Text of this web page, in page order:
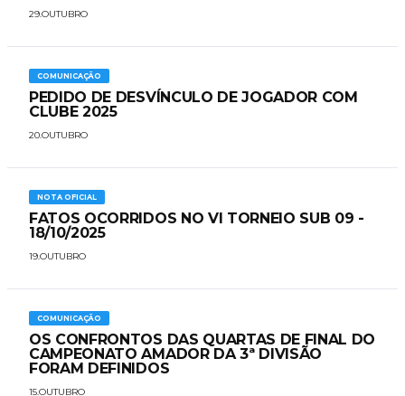
29.OUTUBRO
COMUNICAÇÃO
PEDIDO DE DESVÍNCULO DE JOGADOR COM
CLUBE 2025
20.OUTUBRO
NOTA OFICIAL
FATOS OCORRIDOS NO VI TORNEIO SUB 09 -
18/10/2025
19.OUTUBRO
COMUNICAÇÃO
OS CONFRONTOS DAS QUARTAS DE FINAL DO
CAMPEONATO AMADOR DA 3ª DIVISÃO
FORAM DEFINIDOS
15.OUTUBRO